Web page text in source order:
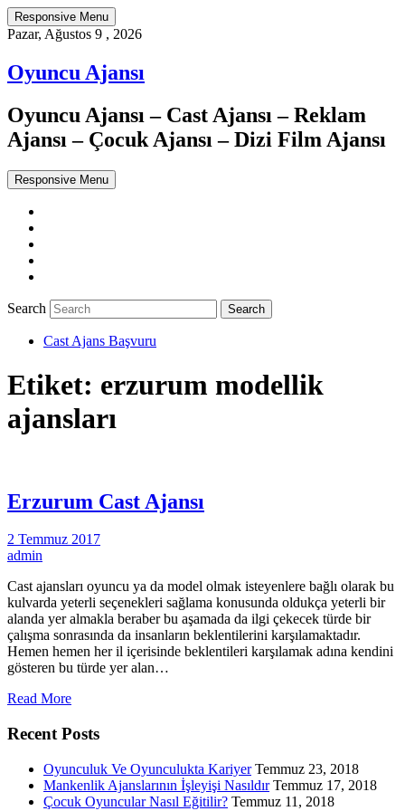
Responsive Menu
Pazar, Ağustos 9 , 2026
Oyuncu Ajansı
Oyuncu Ajansı – Cast Ajansı – Reklam
Ajansı – Çocuk Ajansı – Dizi Film Ajansı
Responsive Menu
Search
Cast Ajans Başvuru
Etiket: erzurum modellik
ajansları
Erzurum Cast Ajansı
2 Temmuz 2017
admin
Cast ajansları oyuncu ya da model olmak isteyenlere bağlı olarak bu
kulvarda yeterli seçenekleri sağlama konusunda oldukça yeterli bir
alanda yer almakla beraber bu aşamada da ilgi çekecek türde bir
çalışma sonrasında da insanların beklentilerini karşılamaktadır.
Hemen hemen her il içerisinde beklentileri karşılamak adına kendini
gösteren bu türde yer alan…
Read More
Recent Posts
Oyunculuk Ve Oyunculukta Kariyer Temmuz 23, 2018
Mankenlik Ajanslarının İşleyişi Nasıldır Temmuz 17, 2018
Çocuk Oyuncular Nasıl Eğitilir? Temmuz 11, 2018